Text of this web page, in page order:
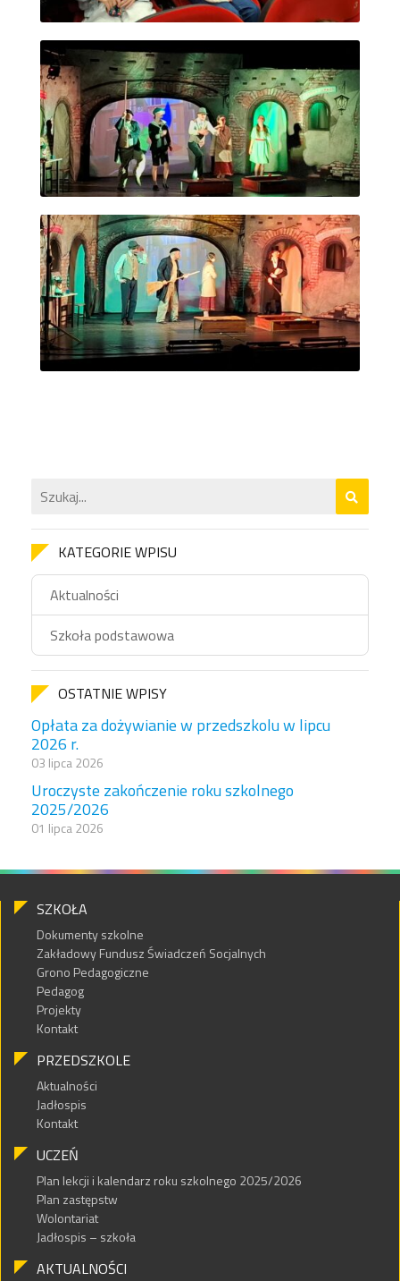
KATEGORIE WPISU
Aktualności
Szkoła podstawowa
OSTATNIE WPISY
Opłata za dożywianie w przedszkolu w lipcu
2026 r.
03 lipca 2026
Uroczyste zakończenie roku szkolnego
2025/2026
01 lipca 2026
SZKOŁA
Dokumenty szkolne
Zakładowy Fundusz Świadczeń Socjalnych
Grono Pedagogiczne
Pedagog
Projekty
Kontakt
PRZEDSZKOLE
Aktualności
Jadłospis
Kontakt
UCZEŃ
Plan lekcji i kalendarz roku szkolnego 2025/2026
Plan zastępstw
Wolontariat
Jadłospis – szkoła
AKTUALNOŚCI